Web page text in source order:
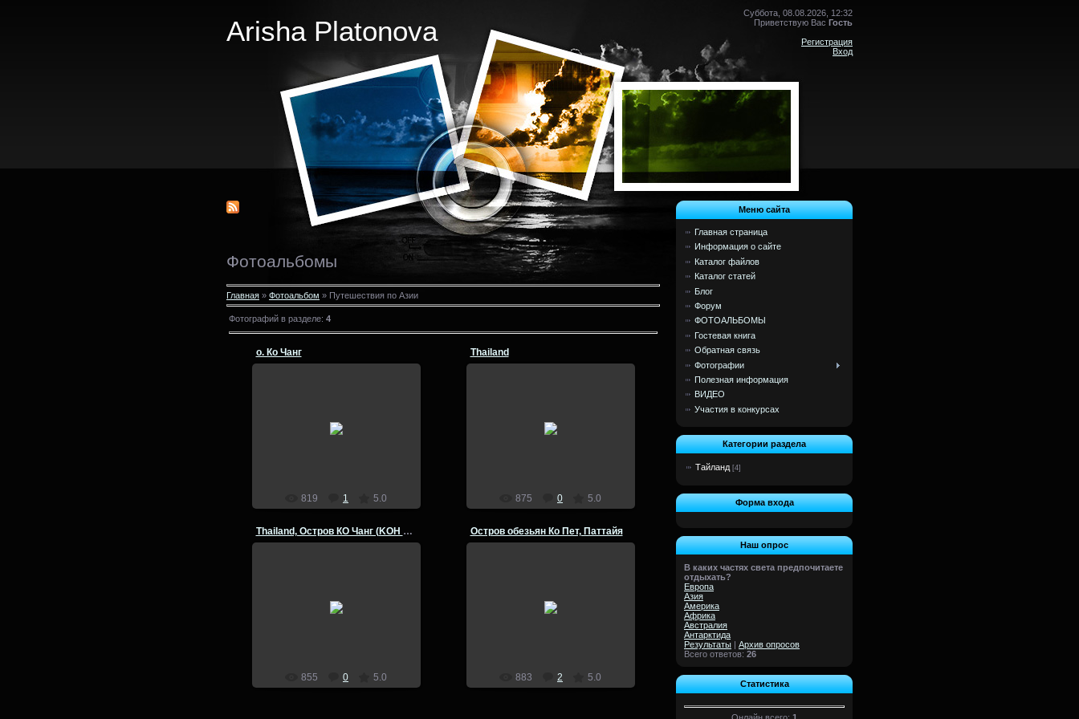
Arisha Platonova
Суббота, 08.08.2026, 12:32
Приветствую Вас Гость
Регистрация
Вход
Фотоальбомы
Главная » Фотоальбом » Путешествия по Азии
Фотографий в разделе: 4
о. Ко Чанг
819 1 5.0
Thailand
Thailand, острова Тайланда
875 0 5.0
Thailand, Остров КО Чанг (KOH CHANG)
855 0 5.0
Остров обезьян Ко Пет, Паттайя
Остров обезьян Ко Пет,
Паттайя
883 2 5.0
Меню сайта
Главная страница
Информация о сайте
Каталог файлов
Каталог статей
Блог
Форум
ФОТОАЛЬБОМЫ
Гостевая книга
Обратная связь
Фотографии
Полезная информация
ВИДЕО
Участия в конкурсах
Категории раздела
Тайланд [4]
Форма входа
Наш опрос
В каких частях света предпочитаете
отдыхать?
Европа
Азия
Америка
Африка
Австралия
Антарктида
Результаты | Архив опросов
Всего ответов: 26
Статистика